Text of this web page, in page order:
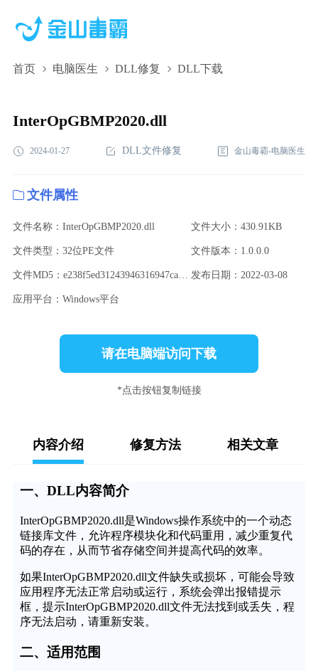
首页 电脑医生 DLL修复 DLL下载
InterOpGBMP2020.dll,InterOpGBMP2020.dll下
InterOpGBMP2020.dll
2024-01-27 DLL文件修复 金山毒霸-电脑医生
文件属性
文件名称：InterOpGBMP2020.dll 文件大小：430.91KB
文件类型：32位PE文件 文件版本：1.0.0.0
文件MD5：e238f5ed31243946316947ca9903851e 发布日期：2022-03-08
应用平台：Windows平台
请在电脑端访问下载
*点击按钮复制链接
内容介绍 修复方法 相关文章
一、DLL内容简介
InterOpGBMP2020.dll是Windows操作系统中的一个动态
链接库文件，允许程序模块化和代码重用，减少重复代
码的存在，从而节省存储空间并提高代码的效率。
如果InterOpGBMP2020.dll文件缺失或损坏，可能会导致
应用程序无法正常启动或运行，系统会弹出报错提示
框，提示InterOpGBMP2020.dll文件无法找到或丢失，程
序无法启动，请重新安装。
二、适用范围